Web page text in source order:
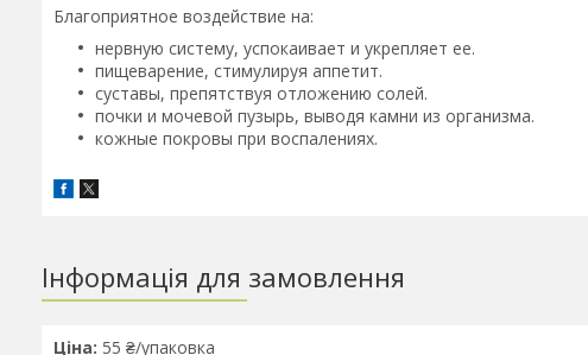
Благоприятное воздействие на:
нервную систему, успокаивает и укрепляет ее.
пищеварение, стимулируя аппетит.
суставы, препятствуя отложению солей.
почки и мочевой пузырь, выводя камни из организма.
кожные покровы при воспалениях.
Інформація для замовлення
Ціна: 55 ₴/упаковка